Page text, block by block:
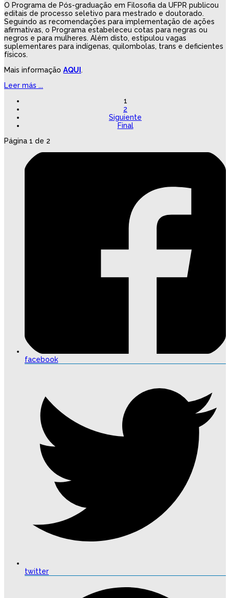
O Programa de Pós-graduação em Filosofia da UFPR publicou
editais de processo seletivo para mestrado e doutorado.
Seguindo as recomendações para implementação de ações
afirmativas, o Programa estabeleceu cotas para negras ou
negros e para mulheres. Além disto, estipulou vagas
suplementares para indígenas, quilombolas, trans e deficientes
físicos.
Mais informação AQUI.
Leer más ...
1
2
Siguiente
Final
Página 1 de 2
facebook
twitter